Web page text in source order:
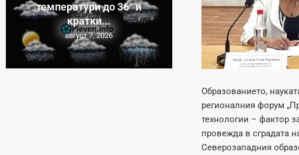
Образованието,
регионалния форум
технологии – фактор
провежда в сградата
Северозападния
температури до 36° и
кратки...
август 7, 2026